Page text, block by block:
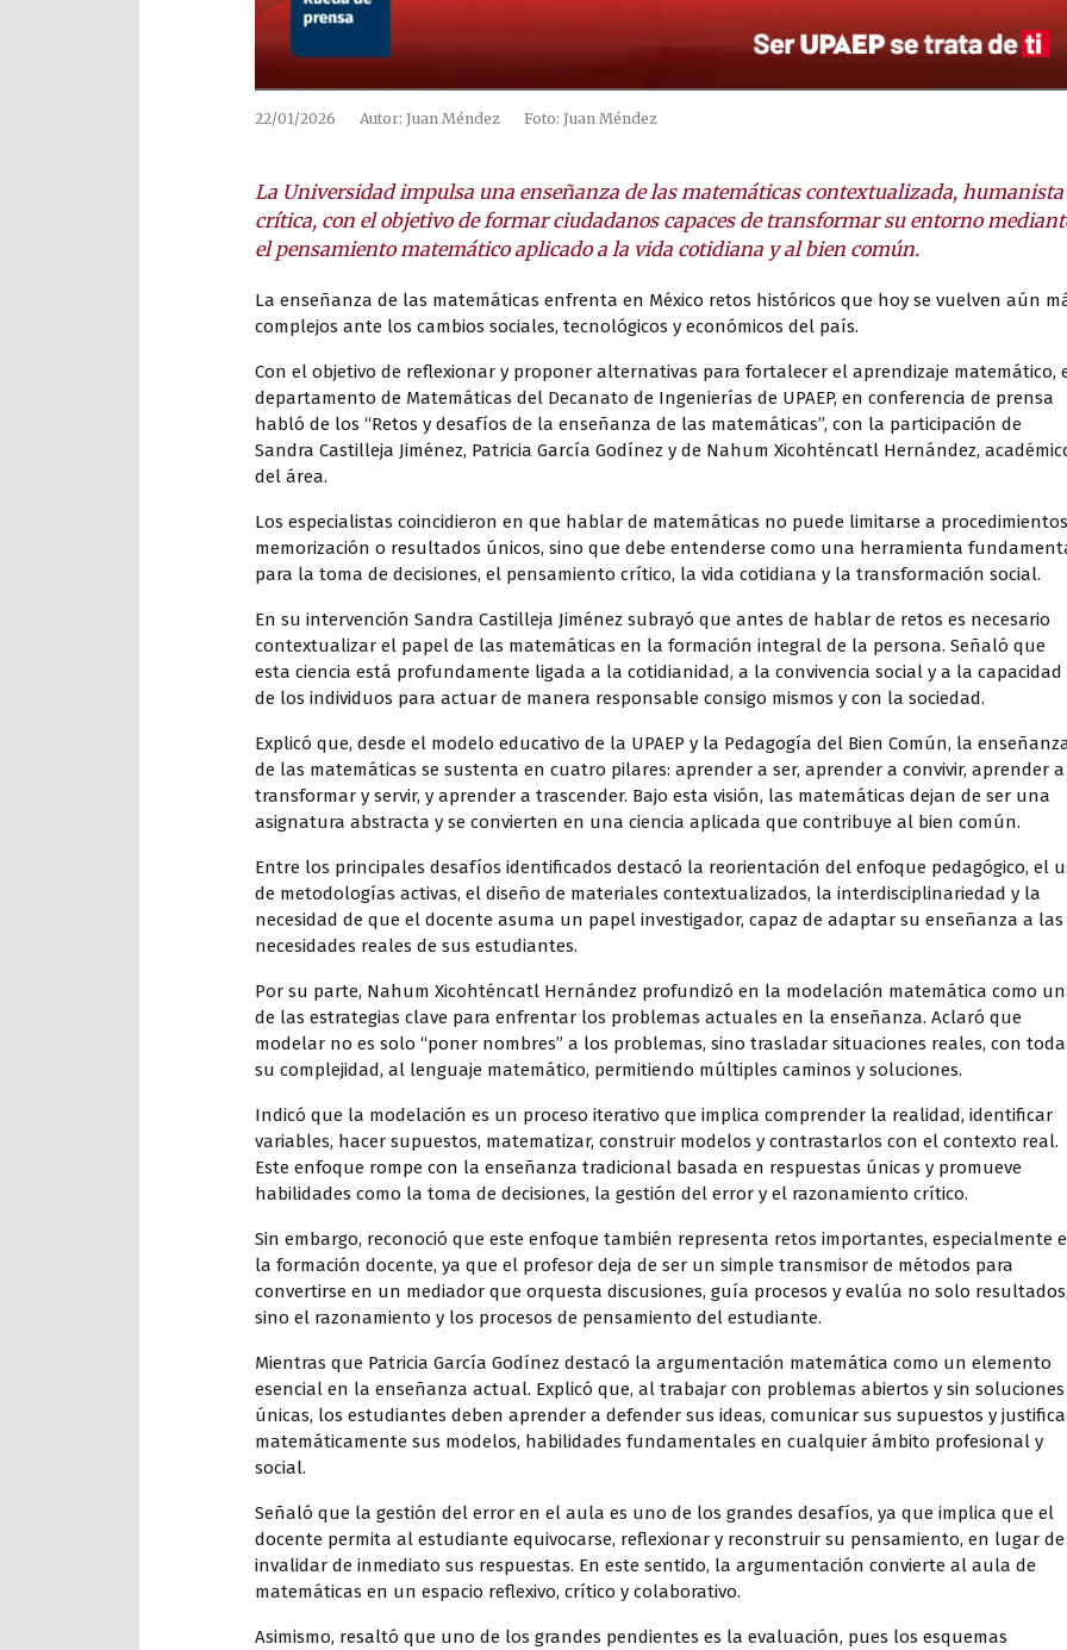
22/01/2026 Autor: Juan Méndez Foto: Juan Méndez
La Universidad impulsa una enseñanza de las matemáticas contextualizada, humanista
crítica, con el objetivo de formar ciudadanos capaces de transformar su entorno
el pensamiento matemático aplicado a la vida cotidiana y al bien común.
La enseñanza de las matemáticas enfrenta en México retos históricos que hoy se vuelven aún
complejos ante los cambios sociales, tecnológicos y económicos del país.
Con el objetivo de reflexionar y proponer alternativas para fortalecer el aprendizaje matemático,
departamento de Matemáticas del Decanato de Ingenierías de UPAEP, en conferencia de prensa
habló de los “Retos y desafíos de la enseñanza de las matemáticas”, con la participación de
Sandra Castilleja Jiménez, Patricia García Godínez y de Nahum Xicohténcatl Hernández,
del área.
Los especialistas coincidieron en que hablar de matemáticas no puede limitarse a
memorización o resultados únicos, sino que debe entenderse como una herramienta
para la toma de decisiones, el pensamiento crítico, la vida cotidiana y la transformación social.
En su intervención Sandra Castilleja Jiménez subrayó que antes de hablar de retos es necesario
contextualizar el papel de las matemáticas en la formación integral de la persona. Señaló que
esta ciencia está profundamente ligada a la cotidianidad, a la convivencia social y a la capacidad
de los individuos para actuar de manera responsable consigo mismos y con la sociedad.
Explicó que, desde el modelo educativo de la UPAEP y la Pedagogía del Bien Común, la
de las matemáticas se sustenta en cuatro pilares: aprender a ser, aprender a convivir, aprender a
transformar y servir, y aprender a trascender. Bajo esta visión, las matemáticas dejan de ser una
asignatura abstracta y se convierten en una ciencia aplicada que contribuye al bien común.
Entre los principales desafíos identificados destacó la reorientación del enfoque pedagógico, el
de metodologías activas, el diseño de materiales contextualizados, la interdisciplinariedad y la
necesidad de que el docente asuma un papel investigador, capaz de adaptar su enseñanza a las
necesidades reales de sus estudiantes.
Por su parte, Nahum Xicohténcatl Hernández profundizó en la modelación matemática como
de las estrategias clave para enfrentar los problemas actuales en la enseñanza. Aclaró que
modelar no es solo “poner nombres” a los problemas, sino trasladar situaciones reales, con toda
su complejidad, al lenguaje matemático, permitiendo múltiples caminos y soluciones.
Indicó que la modelación es un proceso iterativo que implica comprender la realidad, identificar
variables, hacer supuestos, matematizar, construir modelos y contrastarlos con el contexto real.
Este enfoque rompe con la enseñanza tradicional basada en respuestas únicas y promueve
habilidades como la toma de decisiones, la gestión del error y el razonamiento crítico.
Sin embargo, reconoció que este enfoque también representa retos importantes, especialmente
la formación docente, ya que el profesor deja de ser un simple transmisor de métodos para
convertirse en un mediador que orquesta discusiones, guía procesos y evalúa no solo
sino el razonamiento y los procesos de pensamiento del estudiante.
Mientras que Patricia García Godínez destacó la argumentación matemática como un elemento
esencial en la enseñanza actual. Explicó que, al trabajar con problemas abiertos y sin soluciones
únicas, los estudiantes deben aprender a defender sus ideas, comunicar sus supuestos y
matemáticamente sus modelos, habilidades fundamentales en cualquier ámbito profesional y
social.
Señaló que la gestión del error en el aula es uno de los grandes desafíos, ya que implica que el
docente permita al estudiante equivocarse, reflexionar y reconstruir su pensamiento, en lugar de
invalidar de inmediato sus respuestas. En este sentido, la argumentación convierte al aula de
matemáticas en un espacio reflexivo, crítico y colaborativo.
Asimismo, resaltó que uno de los grandes pendientes es la evaluación, pues los esquemas